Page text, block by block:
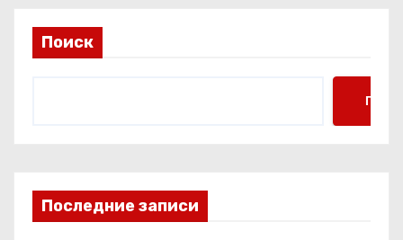
Поиск
Поиск
Последние записи